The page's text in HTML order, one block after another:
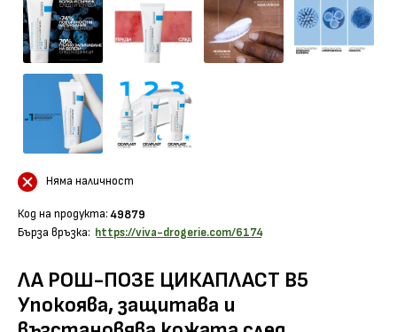
Няма наличност
Код на продукта:49879
Бърза връзка: https://viva-drogerie.com/6174
ЛА РОШ-ПОЗЕ ЦИКАПЛАСТ B5
Упокоява, защитава и